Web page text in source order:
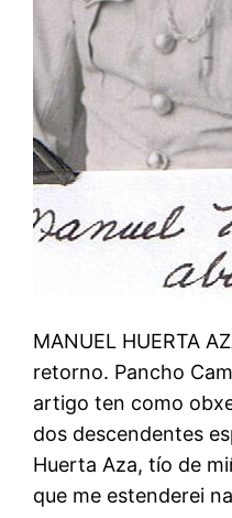
MANUEL HUERTA
retorno. Pancho
artigo ten como
dos descendentes
Huerta Aza, tío de
que me estenderei